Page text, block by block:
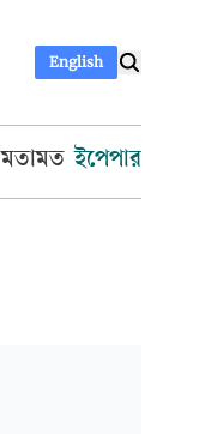
English
মতামত ইপেপার